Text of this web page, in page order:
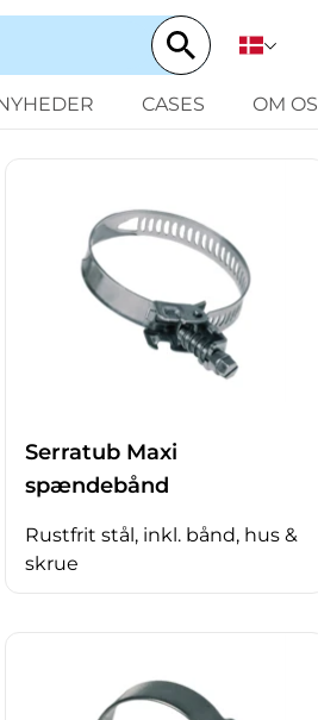
CASES OM OS
Serratub Maxi
spændebånd
Rustfrit stål, inkl. bånd, hus &
skrue